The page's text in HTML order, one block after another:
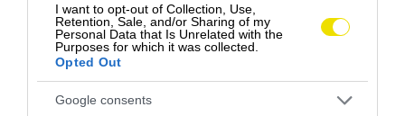
I want to opt-out of Collection, Use,
Retention, Sale, and/or Sharing of my
Personal Data that Is Unrelated with the
Purposes for which it was collected.
Opted Out
Google consents